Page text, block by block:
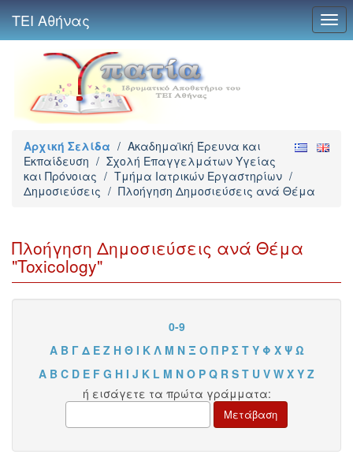
ΤΕΙ Αθήνας
Αρχική Σελίδα / Ακαδημαϊκή Έρευνα και
Εκπαίδευση / Σχολή Επαγγελμάτων Υγείας
και Πρόνοιας / Τμήμα Ιατρικών Εργαστηρίων /
Δημοσιεύσεις / Πλοήγηση Δημοσιεύσεις ανά Θέμα
Πλοήγηση Δημοσιεύσεις ανά Θέμα
"Toxicology"
0-9
Α Β Γ Δ Ε Ζ Η Θ Ι Κ Λ Μ Ν Ξ Ο Π Ρ Σ Τ Υ Φ Χ Ψ Ω
A B C D E F G H I J K L M N O P Q R S T U V W X Y Z
ή εισάγετε τα πρώτα γράμματα: